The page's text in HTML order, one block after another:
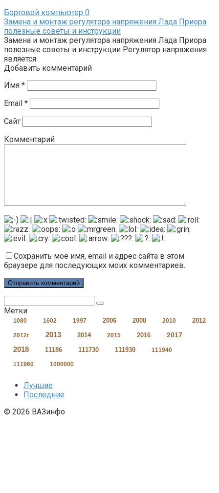
Бортовой компьютер 0
Замена и монтаж регулятора напряжения Лада Приора
полезные советы и инструкции
Замена и монтаж регулятора напряжения Лада Приора:
полезные советы и инструкции Регулятор напряжения
является
Добавить комментарий
Имя *
Email *
Сайт
Комментарий
Сохранить моё имя, email и адрес сайта в этом
браузере для последующих моих комментариев.
Метки
1080 1602 1997 2006 2008 2010 2012
2012г 2013 2014 2015 2016 2017
2018 11186 111730 111930 111940
111960 1000000
Лучшие
Последние
© 2026 ВАЗинфо